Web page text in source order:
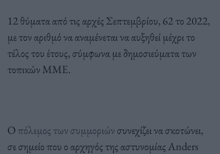
12 θύματα από τις αρχές Σεπτεμβρίου, 62 το 2022,
με τον αριθμό να αναμένεται να αυξηθεί μέχρι το
τέλος του έτους, σύμφωνα με δημοσιεύματα των
τοπικών ΜΜΕ.
Oπόλεμος των συμμοριών συνεχίζει να σκοτώνει,
σε σημείο που ο αρχηγός της αστυνομίας Anders